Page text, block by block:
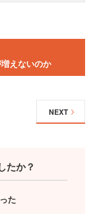
えないのか
NEXT
たか？
た